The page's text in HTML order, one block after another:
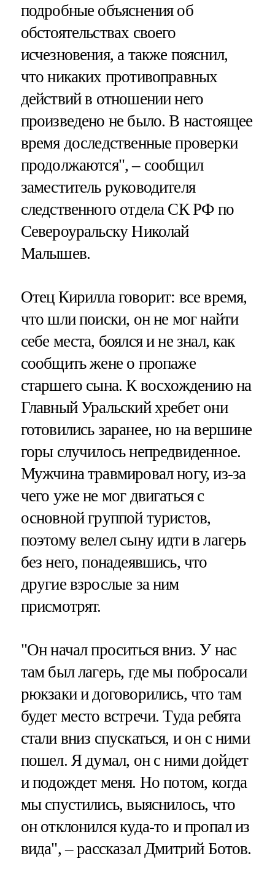
подробные объяснения об
обстоятельствах своего
исчезновения, а также пояснил,
что никаких противоправных
действий в отношении него
произведено не было. В настоящее
время доследственные проверки
продолжаются", – сообщил
заместитель руководителя
следственного отдела СК РФ по
Североуральску Николай
Малышев.
Отец Кирилла говорит: все время,
что шли поиски, он не мог найти
себе места, боялся и не знал, как
сообщить жене о пропаже
старшего сына. К восхождению на
Главный Уральский хребет они
готовились заранее, но на вершине
горы случилось непредвиденное.
Мужчина травмировал ногу, из-за
чего уже не мог двигаться с
основной группой туристов,
поэтому велел сыну идти в лагерь
без него, понадеявшись, что
другие взрослые за ним
присмотрят.
"Он начал проситься вниз. У нас
там был лагерь, где мы побросали
рюкзаки и договорились, что там
будет место встречи. Туда ребята
стали вниз спускаться, и он с ними
пошел. Я думал, он с ними дойдет
и подождет меня. Но потом, когда
мы спустились, выяснилось, что
он отклонился куда-то и пропал из
вида", – рассказал Дмитрий Ботов.